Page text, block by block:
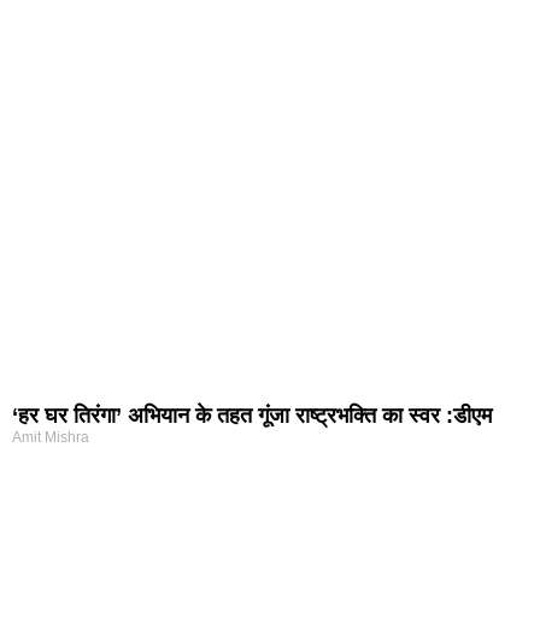
‘हर घर तिरंगा’ अभियान के तहत गूंजा राष्ट्रभक्ति का स्वर :डीएम
Amit Mishra